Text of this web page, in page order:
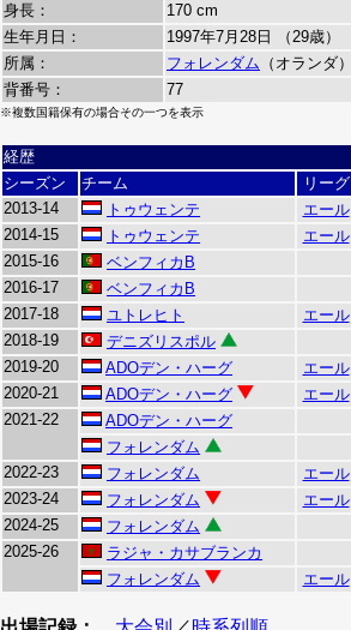
身長：
170 cm
生年月日：
1997年7月28日 （29歳）
所属：
フォレンダム （オランダ）
背番号：
77
※複数国籍保有の場合その一つを表示
経歴
シーズン
チーム リーグ
2013-14
トゥウェンテ エール
2014-15
トゥウェンテ エール
2015-16
ベンフィカB
2016-17
ベンフィカB
2017-18
ユトレヒト エール
2018-19
デニズリスポル
2019-20
ADOデン・ハーグ エール
2020-21
ADOデン・ハーグ エール
2021-22
ADOデン・ハーグ
フォレンダム
2022-23
フォレンダム エール
2023-24
フォレンダム エール
2024-25
フォレンダム
2025-26
ラジャ・カサブランカ
フォレンダム
エール